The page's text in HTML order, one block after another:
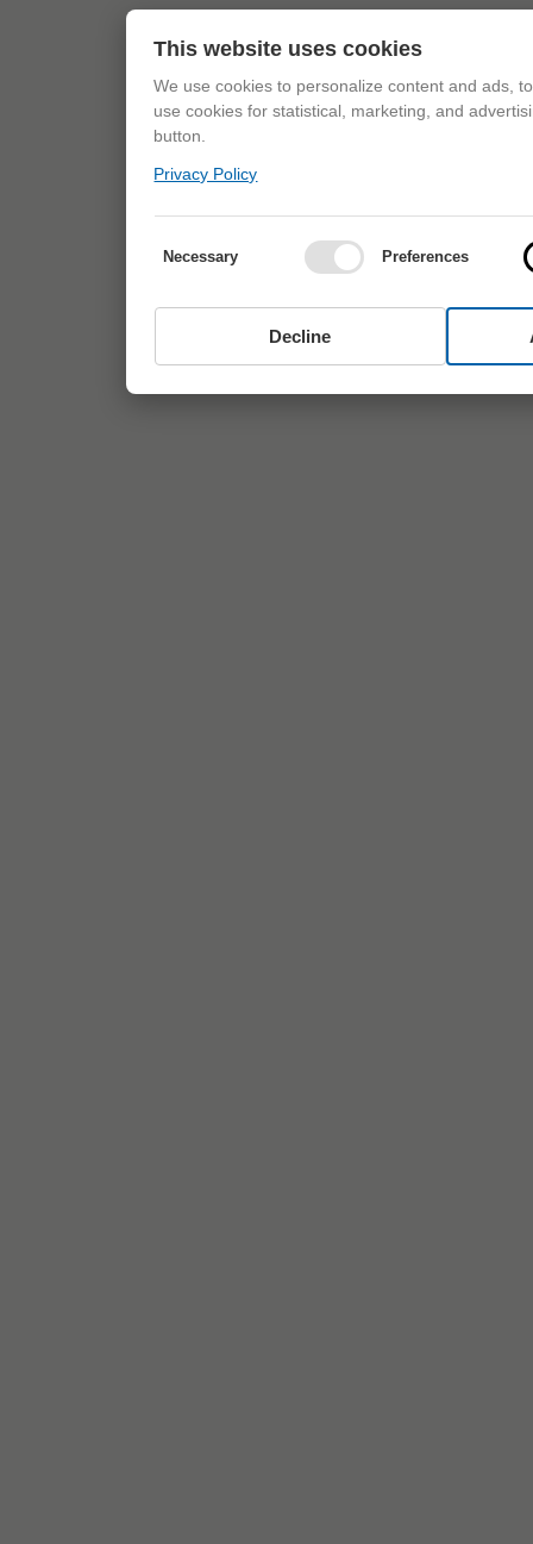
This website uses cookies
We use cookies to personalize content and ads,
use cookies for statistical, marketing, and
button.
Privacy Policy
Necessary Preferences
Decline